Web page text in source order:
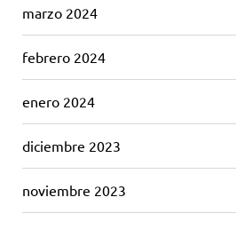
marzo 2024
febrero 2024
enero 2024
diciembre 2023
noviembre 2023